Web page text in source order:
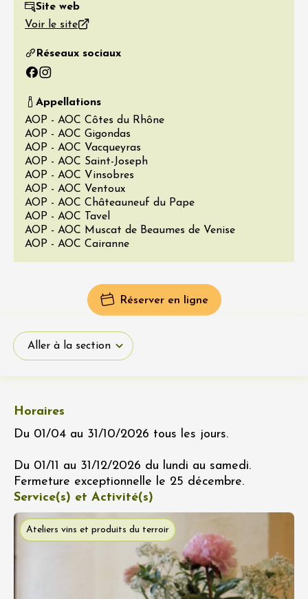
Site web
Voir le site
Réseaux sociaux
Facebook
Instagram
Appellations
AOP - AOC Côtes du Rhône
AOP - AOC Gigondas
AOP - AOC Vacqueyras
AOP - AOC Saint-Joseph
AOP - AOC Vinsobres
AOP - AOC Ventoux
AOP - AOC Châteauneuf du Pape
AOP - AOC Tavel
AOP - AOC Muscat de Beaumes de Venise
AOP - AOC Cairanne
Réserver en ligne
Aller à la section
Horaires
Du 01/04 au 31/10/2026 tous les jours.
Du 01/11 au 31/12/2026 du lundi au samedi.
Fermeture exceptionnelle le 25 décembre.
Service(s) et Activité(s)
Ateliers vins et produits du terroir